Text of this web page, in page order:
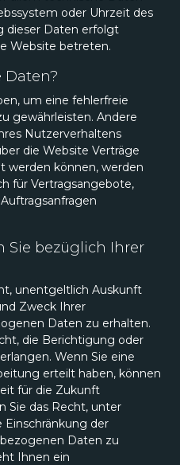
oder Uhrzeit des
dieser Daten erfolgt
Website betreten.
Daten?
um eine fehlerfreie
gewährleisten. Andere
Nutzerverhaltens
die Website Verträge
werden können, werden
für Vertragsangebote,
Sie bezüglich Ihrer
unentgeltlich Auskunft
Zweck Ihrer
Daten zu erhalten.
die Berichtigung oder
Wenn Sie eine
erteilt haben, können
für die Zukunft
Sie das Recht, unter
der
Daten zu
Ihnen ein